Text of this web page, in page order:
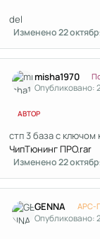
del
Изменено22
misha1970
Опубликовано:
АВТОР
стп 3 база с ключом
ЧипТюнинг ПРО.rar
Изменено22
GENNA APC-
Опубликовано: